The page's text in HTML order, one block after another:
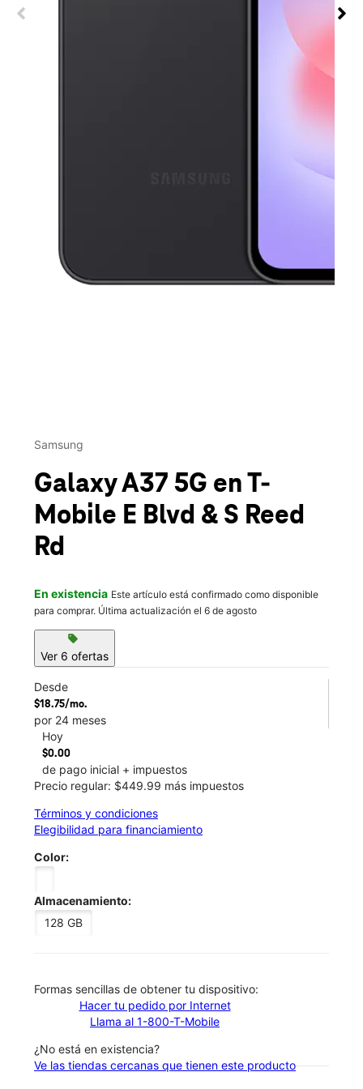
Samsung
Galaxy A37 5G en T-
Mobile E Blvd & S Reed
Rd
En existencia Este artículo está confirmado como disponible
para comprar. Última actualización el 6 de agosto
sell
Ver 6 ofertas
Desde
$18.75/mo.
por 24 meses
Hoy
$0.00
de pago inicial + impuestos
Precio regular: $449.99 más impuestos
Términos y condiciones
Elegibilidad para financiamiento
Color:
Almacenamiento:
128 GB
​​​​​​​Formas sencillas de obtener tu dispositivo:
Hacer tu pedido por Internet
Llama al 1-800-T-Mobile
¿No está en existencia?
Ve las tiendas cercanas que tienen este producto